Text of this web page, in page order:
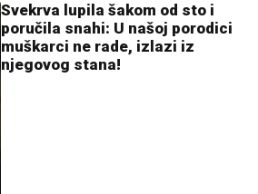
Svekrva lupila šakom od sto i
poručila snahi: U našoj porodici
muškarci ne rade, izlazi iz
njegovog stana!